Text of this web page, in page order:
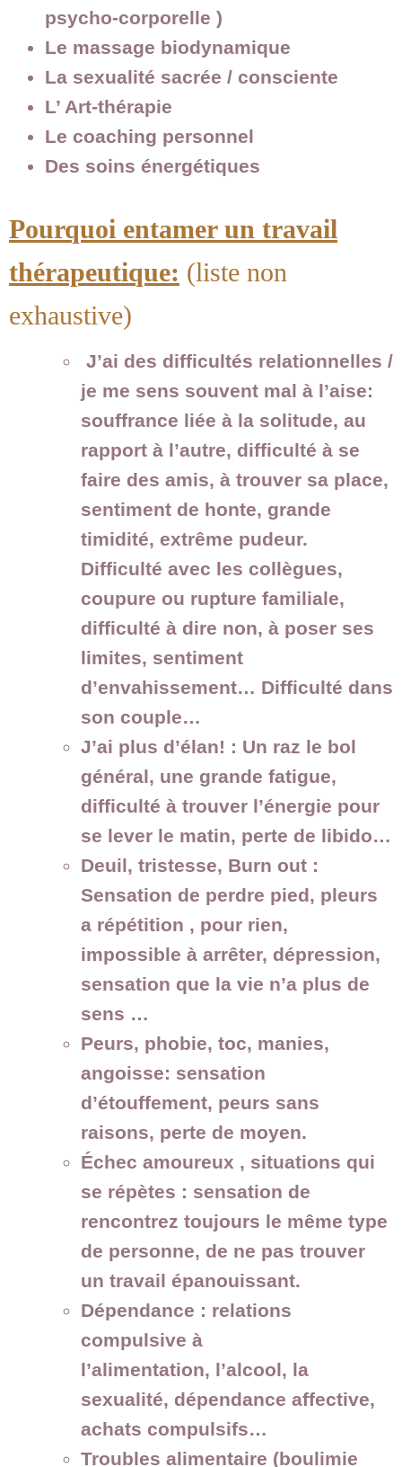
psycho-corporelle )
Le massage biodynamique
La sexualité sacrée / consciente
L’ Art-thérapie
Le coaching personnel
Des soins énergétiques
Pourquoi entamer un travail
thérapeutique: (liste non
exhaustive)
J’ai des difficultés relationnelles /
je me sens souvent mal à l’aise:
souffrance liée à la solitude, au
rapport à l’autre, difficulté à se
faire des amis, à trouver sa place,
sentiment de honte, grande
timidité, extrême pudeur.
Difficulté avec les collègues,
coupure ou rupture familiale,
difficulté à dire non, à poser ses
limites, sentiment
d’envahissement… Difficulté dans
son couple…
J’ai plus d’élan! : Un raz le bol
général, une grande fatigue,
difficulté à trouver l’énergie pour
se lever le matin, perte de libido…
Deuil, tristesse, Burn out :
Sensation de perdre pied, pleurs
a répétition , pour rien,
impossible à arrêter, dépression,
sensation que la vie n’a plus de
sens …
Peurs, phobie, toc, manies,
angoisse: sensation
d’étouffement, peurs sans
raisons, perte de moyen.
Échec amoureux , situations qui
se répètes : sensation de
rencontrez toujours le même type
de personne, de ne pas trouver
un travail épanouissant.
Dépendance : relations
compulsive à
l’alimentation, l’alcool, la
sexualité, dépendance affective,
achats compulsifs…
Troubles alimentaire (boulimie